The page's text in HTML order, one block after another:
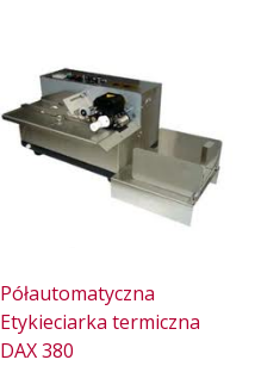
Półautomatyczna
Etykieciarka termiczna
DAX 380